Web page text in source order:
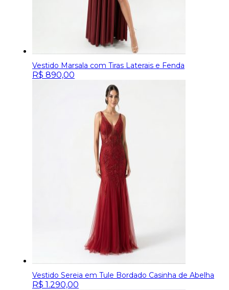
Vestido Marsala com Tiras Laterais e Fenda
R$ 890,00
Vestido Sereia em Tule Bordado Casinha de Abelha
R$ 1.290,00